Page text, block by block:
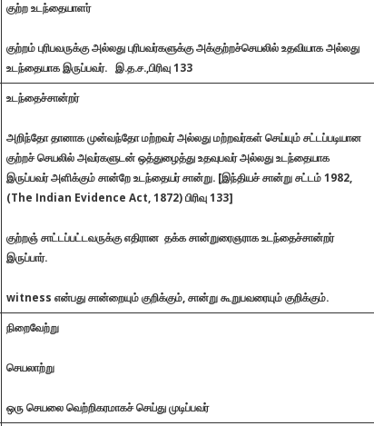
குற்ற உடந்தையாளர்
குற்றம் புரிபவருக்கு அல்லது புரிபவர்களுக்கு அக்குற்றச்செயலில் உதவியாக அல்லது
உடந்தையாக இருப்பவர்.
இ.த.ச.,பிரிவு 133
உடந்தைச்சான்றர்
அறிந்தோ தானாக முன்வந்தோ மற்றவர் அல்லது மற்றவர்கள் செய்யும் சட்டப்படியான
குற்றச் செயலில் அவர்களுடன் ஒத்துழைத்து உதவுபவர் அல்லது உடந்தையாக
இருப்பவர் அளிக்கும் சான்றே உடந்தையர் சான்று. [இந்தியச் சான்று சட்டம் 1982,
(The Indian Evidence Act, 1872) பிரிவு 133]
குற்றஞ் சாட்டப்பட்டவருக்கு எதிரான தக்க சான்றுரைஞராக உடந்தைச்சான்றர்
இருப்பார்.
witness என்பது சான்றையும் குறிக்கும், சான்று கூறுபவரையும் குறிக்கும்.
நிறைவேற்று
செயலாற்று
ஒரு செயலை வெற்றிகரமாகச் செய்து முடிப்பவர்